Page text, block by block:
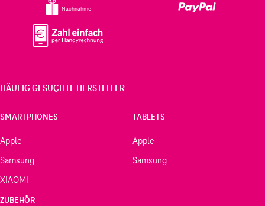
Nachnahme
HÄUFIG GESUCHTE HERSTELLER
SMARTPHONES
Apple
Samsung
XIAOMI
TABLETS
Apple
Samsung
ZUBEHÖR